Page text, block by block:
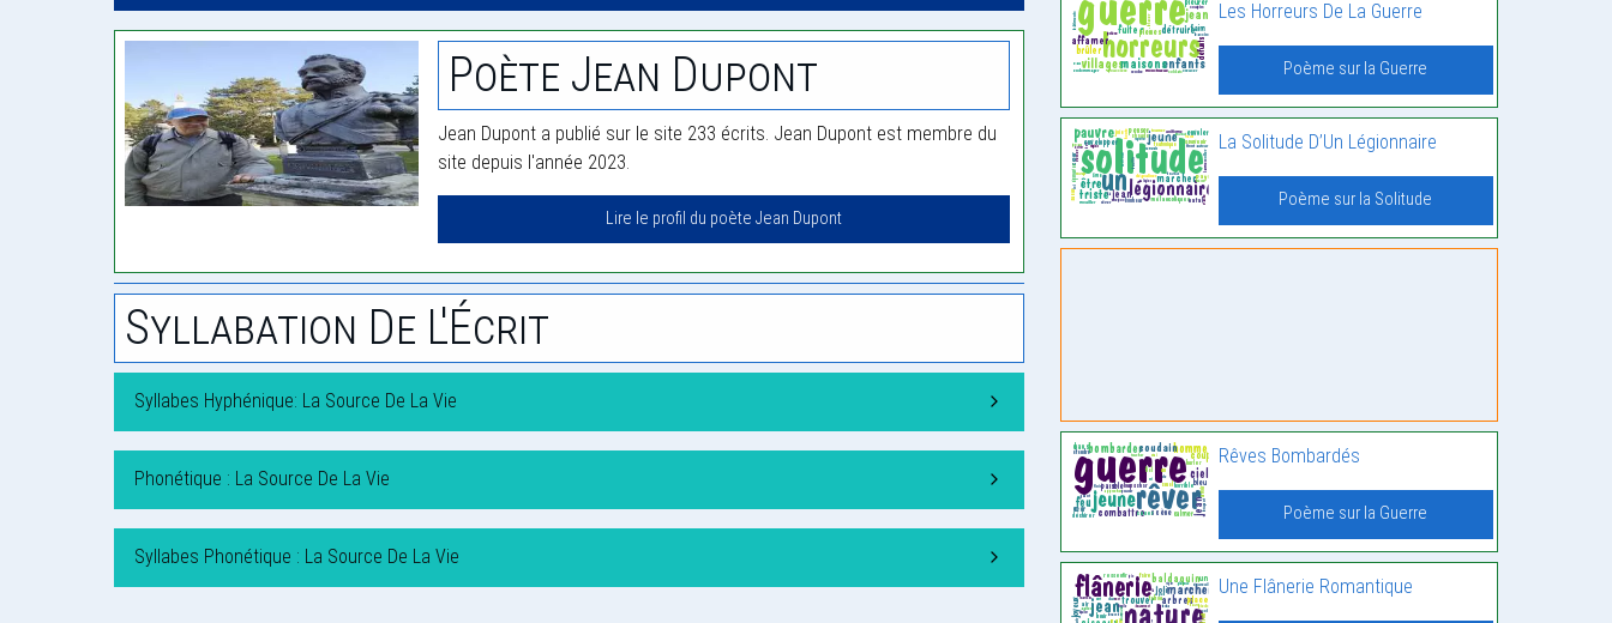
Poète Jean Dupont
Jean Dupont a publié sur le site 233 écrits. Jean Dupont est membre du
site depuis l'année 2023.
Lire le profil du poète Jean Dupont
Syllabation De L'Écrit
Syllabes Hyphénique: La Source De La Vie
Phonétique : La Source De La Vie
Syllabes Phonétique : La Source De La Vie
Les Horreurs De La Guerre
Poème sur la Guerre
La Solitude D’Un Légionnaire
Poème sur la Solitude
Rêves Bombardés
Poème sur la Guerre
Une Flânerie Romantique